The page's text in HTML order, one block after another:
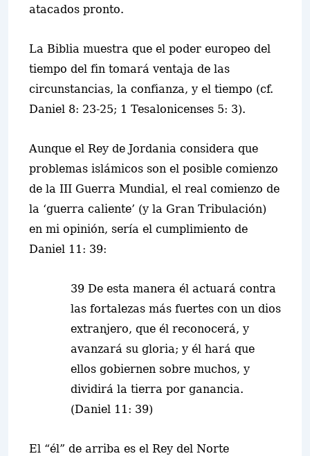
atacados pronto.
La Biblia muestra que el poder europeo del
tiempo del fin tomará ventaja de las
circunstancias, la confianza, y el tiempo (cf.
Daniel 8: 23-25; 1 Tesalonicenses 5: 3).
Aunque el Rey de Jordania considera que
problemas islámicos son el posible comienzo
de la III Guerra Mundial, el real comienzo de
la ‘guerra caliente’ (y la Gran Tribulación)
en mi opinión, sería el cumplimiento de
Daniel 11: 39:
39 De esta manera él actuará contra
las fortalezas más fuertes con un dios
extranjero, que él reconocerá, y
avanzará su gloria; y él hará que
ellos gobiernen sobre muchos, y
dividirá la tierra por ganancia.
(Daniel 11: 39)
El “él” de arriba es el Rey del Norte